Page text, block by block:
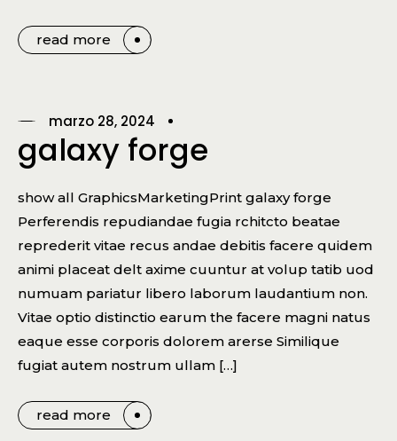
read more
marzo 28, 2024
galaxy forge
show all GraphicsMarketingPrint galaxy forge
Perferendis repudiandae fugia rchitcto beatae
reprederit vitae recus andae debitis facere quidem
animi placeat delt axime cuuntur at volup tatib uod
numuam pariatur libero laborum laudantium non.
Vitae optio distinctio earum the facere magni natus
eaque esse corporis dolorem arerse Similique
fugiat autem nostrum ullam […]
read more